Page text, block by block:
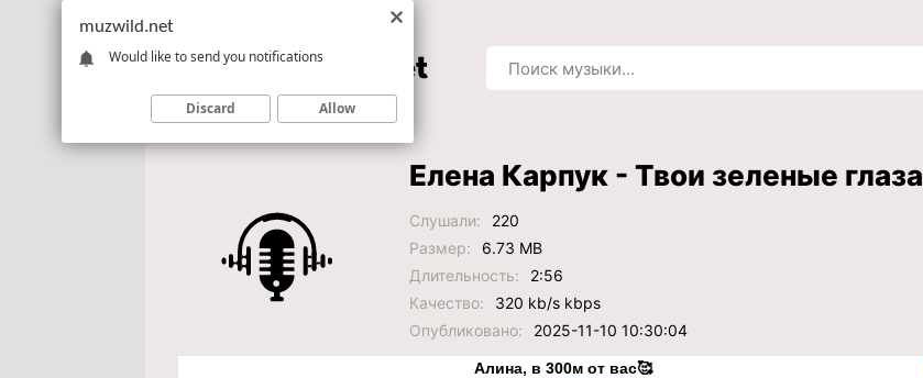
Елена Карпук - Твои зеленые глаза
Слушали:
220
Размер:
6.73 MB
Длительность:
2:56
Качество:
320 kb/s kbps
Опубликовано:
2025-11-10 10:30:04
Алина, в 300м от вас🥰
muzwild.net
Would like to send you notifications
Discard Allow